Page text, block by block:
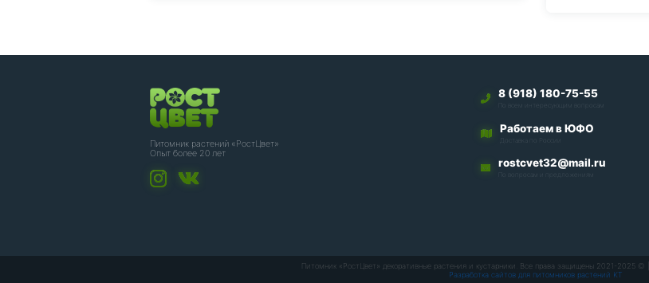
Питомник растений «РостЦвет»
Опыт более 20 лет
8 (918) 180-75-55
По всем интересующим вопросам
Работаем в ЮФО
rostcvet32@mail.ru
По вопросам и предложениям
Питомник «РостЦвет» декоративные растения и кустарники. Все права защищены 2021-2025 © |
Разработка сайтов для питомников растений KT